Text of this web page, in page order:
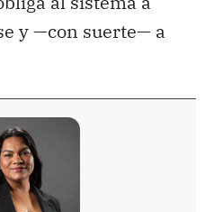
y —con suerte— a